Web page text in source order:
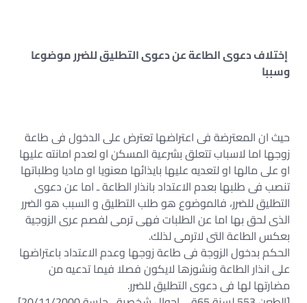
إختلاف دعوى الطاعة عن دعوى التطليق للضرر موضوعا
وسببا
حيث ان المعترضة فى اعتراضها تعترض على الدخول فى طاعة
زوجها اما لاسباب تتعلق بشرعية المسكن او لعدم امانته عليها
او على مالها او لتعديه عليها بايذائها معنويا او ماديا وطلباتها
تنصب فى طلبها بعدم الاعتداد بانذار الطاعة ـ اما عن دعوى
التطليق للضرر، فالموضوع هو طلب التطليق و السبب هو الضرر
الذى لحق بها اما عن الطلبات فهى ترمى لفصم عرى الزوجية
بعكس الطاعة التى لاترمى لذلك.
الحكم بدخول الزوجة فى طاعة زوجها وعدم الاعتداد باعتراضها
على انذار الطاعة ونشوزها لايكون فصلا فيما تدعيه من
مضارتها لها فى دعوى التطليق للضرر.